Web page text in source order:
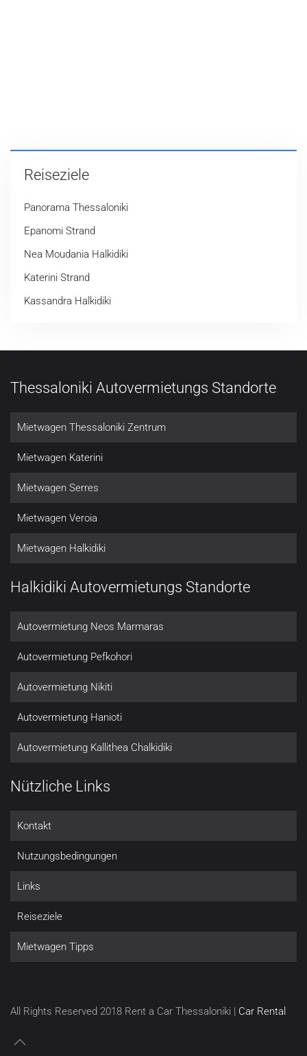
Reiseziele
Panorama Thessaloniki
Epanomi Strand
Nea Moudania Halkidiki
Katerini Strand
Kassandra Halkidiki
Thessaloniki Autovermietungs Standorte
Mietwagen Thessaloniki Zentrum
Mietwagen Katerini
Mietwagen Serres
Mietwagen Veroia
Mietwagen Halkidiki
Halkidiki Autovermietungs Standorte
Autovermietung Neos Marmaras
Autovermietung Pefkohori
Autovermietung Nikiti
Autovermietung Hanioti
Autovermietung Kallithea Chalkidiki
Nützliche Links
Kontakt
Nutzungsbedingungen
Links
Reiseziele
Mietwagen Tipps
All Rights Reserved 2018 Rent a Car Thessaloniki | Car Rental